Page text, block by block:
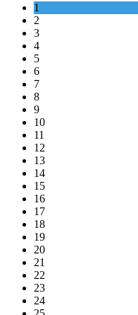
1
2
3
4
5
6
7
8
9
10
11
12
13
14
15
16
17
18
19
20
21
22
23
24